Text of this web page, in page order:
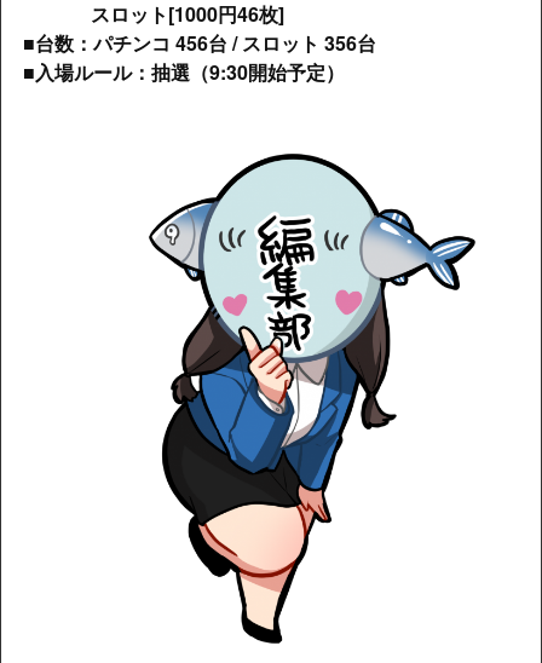
スロット[1000円46枚]
■台数：パチンコ 456台 / スロット 356台
■入場ルール：抽選（9:30開始予定）